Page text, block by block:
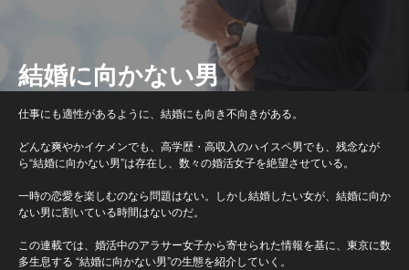
結婚に向かない男
仕事にも適性があるように、結婚にも向き不向きがある。
どんな爽やかイケメンでも、高学歴・高収入のハイスペ男でも、残念なが
ら“結婚に向かない男”は存在し、数々の婚活女子を絶望させている。
一時の恋愛を楽しむのなら問題はない。しかし結婚したい女が、結婚に向か
ない男に割いている時間はないのだ。
この連載では、婚活中のアラサー女子から寄せられた情報を基に、東京に数
多生息する “結婚に向かない男”の生態を紹介していく。